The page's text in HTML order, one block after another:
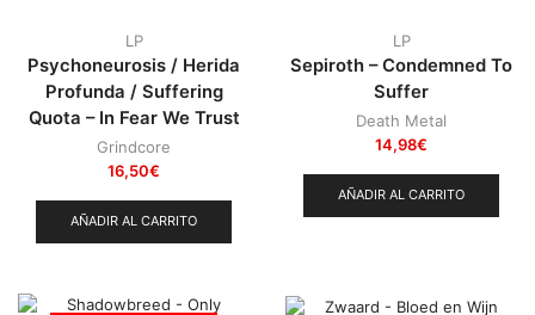
LP
Psychoneurosis / Herida
Profunda / Suffering
Quota – In Fear We Trust
Grindcore
16,50€
AÑADIR AL CARRITO
LP
Sepiroth – Condemned To
Suffer
Death Metal
14,98€
AÑADIR AL CARRITO